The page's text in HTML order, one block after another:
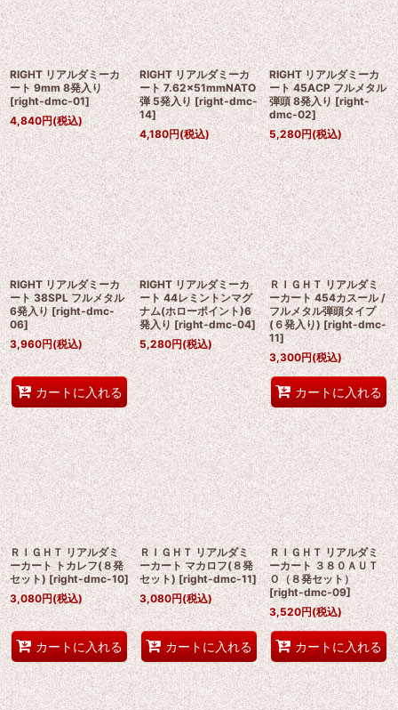
RIGHT リアルダミーカ
ート 9mm 8発入り
[right-dmc-01]
4,840円(税込)
RIGHT リアルダミーカ
ート 7.62×51mmNATO
弾 5発入り [right-dmc-
14]
4,180円(税込)
RIGHT リアルダミーカ
ート 45ACP フルメタル
弾頭 8発入り [right-
dmc-02]
5,280円(税込)
RIGHT リアルダミーカ
ート 38SPL フルメタル
6発入り [right-dmc-
06]
3,960円(税込)
カートに入れる
RIGHT リアルダミーカ
ート 44レミントンマグ
ナム(ホローポイント)6
発入り [right-dmc-04]
5,280円(税込)
ＲＩＧＨＴ リアルダミ
ーカート 454カスール /
フルメタル弾頭タイプ
(６発入り) [right-dmc-
11]
3,300円(税込)
カートに入れる
ＲＩＧＨＴ リアルダミ
ーカート トカレフ(８発
セット) [right-dmc-10]
3,080円(税込)
カートに入れる
ＲＩＧＨＴ リアルダミ
ーカート マカロフ(８発
セット) [right-dmc-11]
3,080円(税込)
カートに入れる
ＲＩＧＨＴ リアルダミ
ーカート ３８０ＡＵＴ
Ｏ（８発セット）
[right-dmc-09]
3,520円(税込)
カートに入れる